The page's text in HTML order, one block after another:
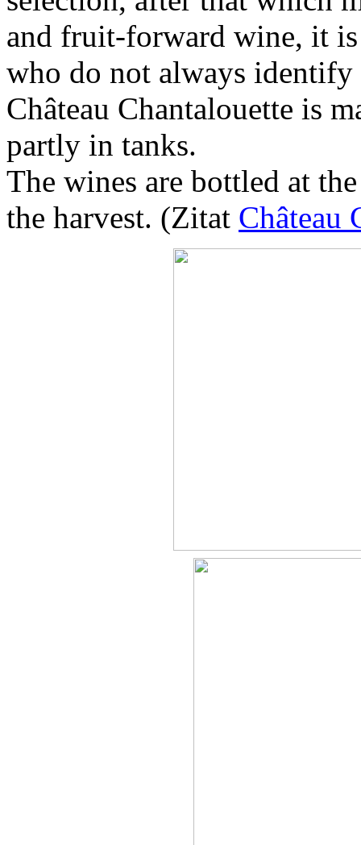
and fruit-forward wine, it
who do not always
Château Chantalouette is
partly in tanks.
The wines are bottled at
the harvest. (Zitat Château